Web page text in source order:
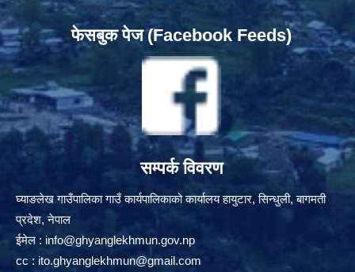
फेसबुक पेज (Facebook Feeds)
सम्पर्क विवरण
घ्याङलेख गाउँपालिका गाउँ कार्यपालिकाको कार्यालय हायुटार, सिन्धुली, बागमती
प्रदेश, नेपाल
ईमेल : info@ghyanglekhmun.gov.np
cc : ito.ghyanglekhmun@gmail.com